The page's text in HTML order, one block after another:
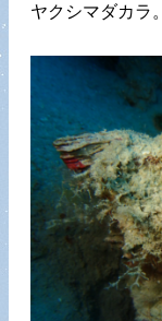
ヤクシマダカラ。